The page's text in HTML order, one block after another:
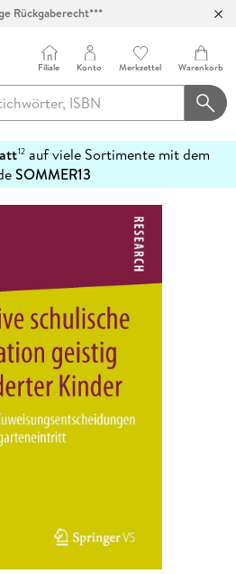
Rückgaberecht***
Filiale Konto Merkzettel Warenkorb
12auf viele Sortimente mit dem
SOMMER13